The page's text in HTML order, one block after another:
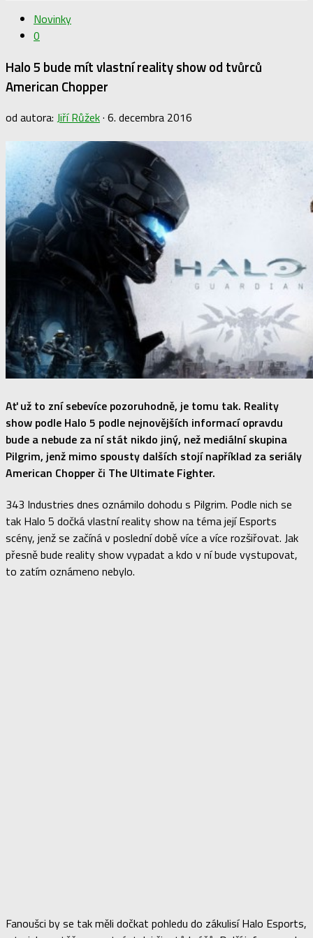
Novinky
0
Halo 5 bude mít vlastní reality show od tvůrců
American Chopper
od autora: Jiří Růžek· 6. decembra 2016
Ať už to zní sebevíce pozoruhodně, je tomu tak. Reality
show podle Halo 5 podle nejnovějších informací opravdu
bude a nebude za ní stát nikdo jiný, než mediální skupina
Pilgrim, jenž mimo spousty dalších stojí například za seriály
American Chopper či The Ultimate Fighter.
343 Industries dnes oznámilo dohodu s Pilgrim. Podle nich se
tak Halo 5 dočká vlastní reality show na téma její Esports
scény, jenž se začíná v poslední době více a více rozšiřovat. Jak
přesně bude reality show vypadat a kdo v ní bude vystupovat,
to zatím oznámeno nebylo.
Fanoušci by se tak měli dočkat pohledu do zákulisí Halo Esports,